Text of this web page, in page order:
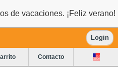
de vacaciones. ¡Feliz verano!
Login
Contacto